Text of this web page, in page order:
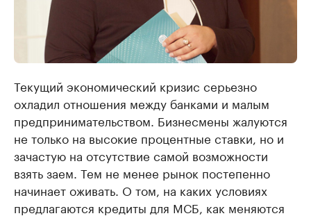
Текущий экономический кризис серьезно
охладил отношения между банками и малым
предпринимательством. Бизнесмены жалуются
не только на высокие процентные ставки, но и
зачастую на отсутствие самой возможности
взять заем. Тем не менее рынок постепенно
начинает оживать. О том, на каких условиях
предлагаются кредиты для МСБ, как меняются